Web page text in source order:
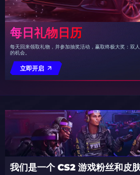
每日礼物日历
每天回来领取礼物，并参加抽奖活动，赢取终极大奖：双
的机会。
立即开启
我们是一个 CS2 游戏粉丝和皮